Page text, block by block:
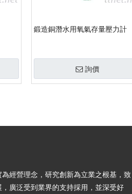
鍛造銅潛水用氧氣存量壓力計
詢價
經營理念，研究創新為立業之根基，致
廣泛受到業界的支持採用，並深受好